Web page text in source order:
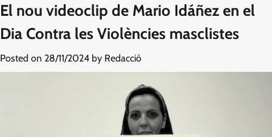
El nou videoclip de Mario Idáñez en el
Dia Contra les Violències masclistes
Posted on 28/11/2024 by Redacció